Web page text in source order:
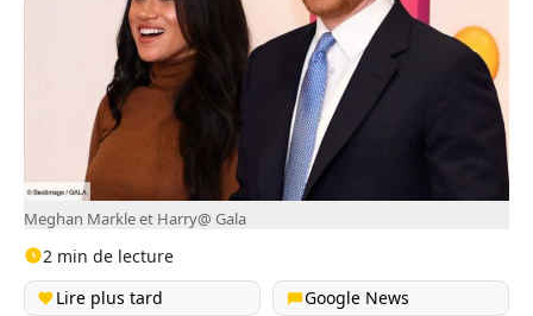
Meghan Markle et Harry@ Gala
2 min de lecture
Lire plus tard
Google News